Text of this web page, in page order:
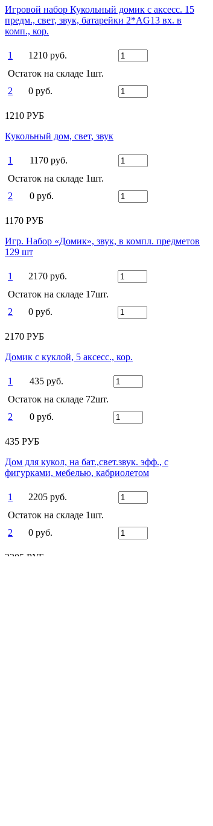
Игровой набор Кукольный домик с аксесс. 15
предм., свет, звук, батарейки 2*AG13 вх. в
комп., кор.
1
1210 руб.
Остаток на складе 1шт.
2
0 руб.
1210 РУБ
Кукольный дом, свет, звук
1
1170 руб.
Остаток на складе 1шт.
2
0 руб.
1170 РУБ
Игр. Набор «Домик», звук, в компл. предметов
129 шт
1
2170 руб.
Остаток на складе 17шт.
2
0 руб.
2170 РУБ
Домик с куклой, 5 аксесс., кор.
1
435 руб.
Остаток на складе 72шт.
2
0 руб.
435 РУБ
Дом для кукол, на бат.,свет.звук. эфф., с
фигурками, мебелью, кабриолетом
1
2205 руб.
Остаток на складе 1шт.
2
0 руб.
2205 РУБ